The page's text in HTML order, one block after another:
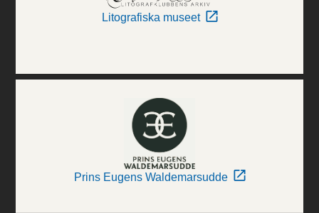
Litografiska museet
Prins Eugens Waldemarsudde